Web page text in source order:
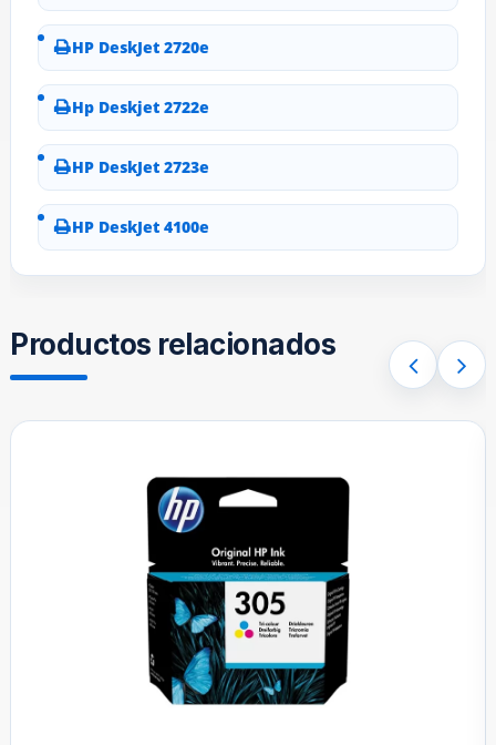
HP DeskJet 2720e
Hp Deskjet 2722e
HP DeskJet 2723e
HP DeskJet 4100e
Productos relacionados